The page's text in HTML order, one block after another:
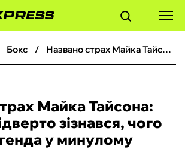
бокс Названо страх Майка Тайсона: Форман відверто зізнався, чого боявся легенда у минулому
Майка Тайсона:
зізнався, чого
у минулому